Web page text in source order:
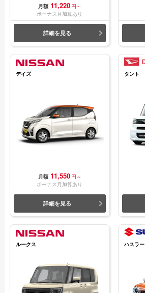
月額 11,220 円～
ボーナス月加算あり
詳細を見る
デイズ
月額 11,550 円～
ボーナス月加算あり
詳細を見る
タント
ルークス ハスラー